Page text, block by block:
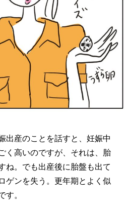
出産のことを話すと、妊娠中
く高いのですが、それは、胎
ね。でも出産後に胎盤も出て
ゲンを失う。更年期とよく似
す。